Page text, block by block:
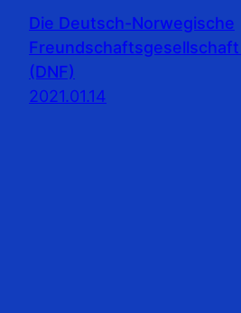
Die Deutsch-Norwegische
Freundschaftsgesellschaft
(DNF)
2021.01.14